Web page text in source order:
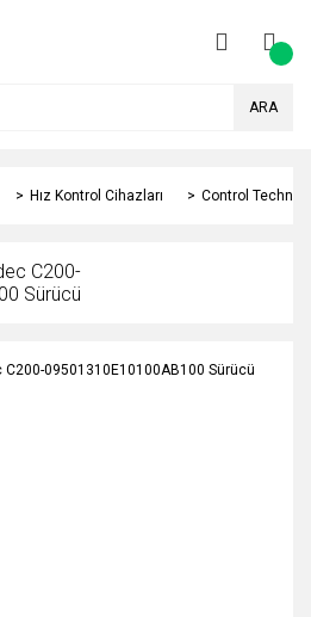
ARA
Hız Kontrol Cihazları Control
C200-
Sürücü